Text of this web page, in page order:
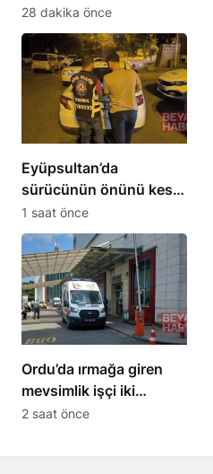
aileyi ziyaret etti
28 dakika önce
Eyüpsultan’da
sürücünün önünü kesip
tehdit eden saldırgana
180 bin lira ceza
1 saat önce
Ordu’da ırmağa giren
mevsimlik işçi iki
kardeşten Ersin öldü
2 saat önce